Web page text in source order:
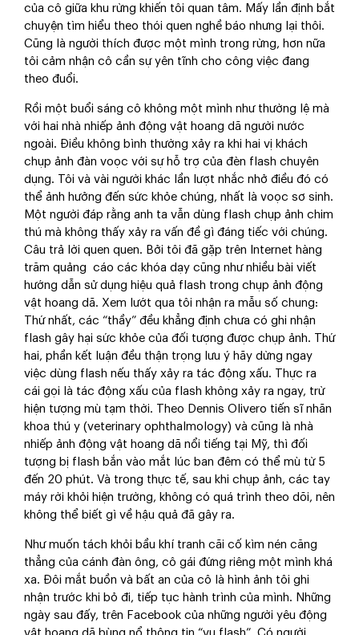
của cô giữa khu rừng khiến tôi quan tâm. Mấy lần định bắt
chuyện tìm hiểu theo thói quen nghề báo nhưng lại thôi.
Cũng là người thích được một mình trong rừng, hơn nữa
tôi cảm nhận cô cần sự yên tĩnh cho công việc đang
theo đuổi.
Rồi một buổi sáng cô không một mình như thường lệ mà
với hai nhà nhiếp ảnh động vật hoang dã người nước
ngoài. Điều không bình thường xảy ra khi hai vị khách
chụp ảnh đàn voọc với sự hỗ trợ của đèn flash chuyên
dụng. Tôi và vài người khác lần lượt nhắc nhở điều đó có
thể ảnh hưởng đến sức khỏe chúng, nhất là voọc sơ sinh.
Một người đáp rằng anh ta vẫn dùng flash chụp ảnh chim
thú mà không thấy xảy ra vấn đề gì đáng tiếc với chúng.
Câu trả lời quen quen. Bởi tôi đã gặp trên Internet hàng
trăm quảng cáo các khóa dạy cũng như nhiều bài viết
hướng dẫn sử dụng hiệu quả flash trong chụp ảnh động
vật hoang dã. Xem lướt qua tôi nhận ra mẫu số chung:
Thứ nhất, các “thầy” đều khẳng định chưa có ghi nhận
flash gây hại sức khỏe của đối tượng được chụp ảnh. Thứ
hai, phần kết luận đều thận trọng lưu ý hãy dừng ngay
việc dùng flash nếu thấy xảy ra tác động xấu. Thực ra
cái gọi là tác động xấu của flash không xảy ra ngay, trừ
hiện tượng mù tạm thời. Theo Dennis Olivero tiến sĩ nhãn
khoa thú y (veterinary ophthalmology) và cũng là nhà
nhiếp ảnh động vật hoang dã nổi tiếng tại Mỹ, thì đối
tượng bị flash bắn vào mắt lúc ban đêm có thể mù từ 5
đến 20 phút. Và trong thực tế, sau khi chụp ảnh, các tay
máy rời khỏi hiện trường, không có quá trình theo dõi, nên
không thể biết gì về hậu quả đã gây ra.
Như muốn tách khỏi bầu khí tranh cãi cố kìm nén căng
thẳng của cánh đàn ông, cô gái đứng riêng một mình khá
xa. Đôi mắt buồn và bất an của cô là hình ảnh tôi ghi
nhận trước khi bỏ đi, tiếp tục hành trình của mình. Những
ngày sau đấy, trên Facebook của những người yêu động